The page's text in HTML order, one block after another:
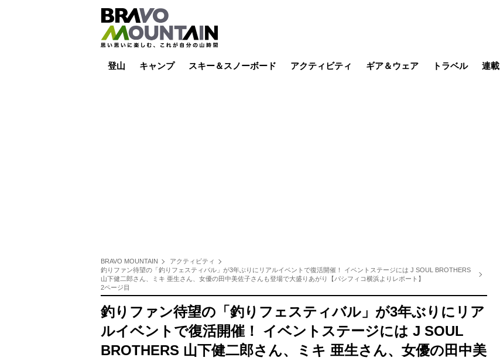
登山 キャンプ スキー＆スノーボード アクティビティ ギア＆ウェア トラベル 連載
BRAVO MOUNTAIN
アクティビティ
釣りファン待望の「釣りフェスティバル」が3年ぶりにリアルイベントで復活開催！ イベントステージには J SOUL BROTHERS
山下健二郎さん、ミキ 亜生さん、女優の田中美佐子さんも登場で大盛りあがり【パシフィコ横浜よりレポート】
2ページ目
釣りファン待望の「釣りフェスティバル」が3年ぶりにリア
ルイベントで復活開催！ イベントステージには J SOUL
BROTHERS 山下健二郎さん、ミキ 亜生さん、女優の田中美